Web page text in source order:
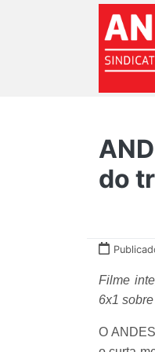
do
Filme
6x1
O